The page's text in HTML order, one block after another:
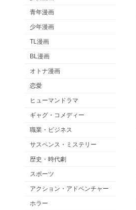
青年漫画
少年漫画
TL漫画
BL漫画
オトナ漫画
恋愛
ヒューマンドラマ
ギャグ・コメディー
職業・ビジネス
サスペンス・ミステリー
歴史・時代劇
スポーツ
アクション・アドベンチャー
ホラー